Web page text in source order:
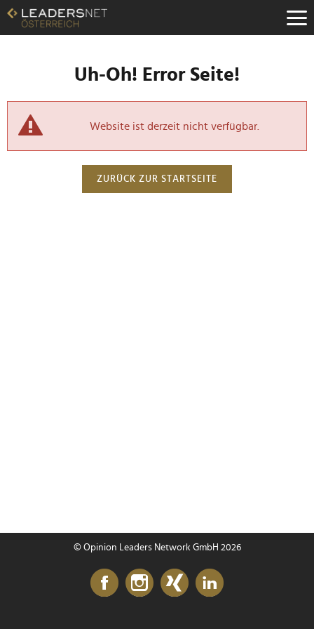
Uh-Oh! Error Seite!
Website ist derzeit nicht verfügbar.
ZURÜCK ZUR STARTSEITE
© Opinion Leaders Network GmbH 2026